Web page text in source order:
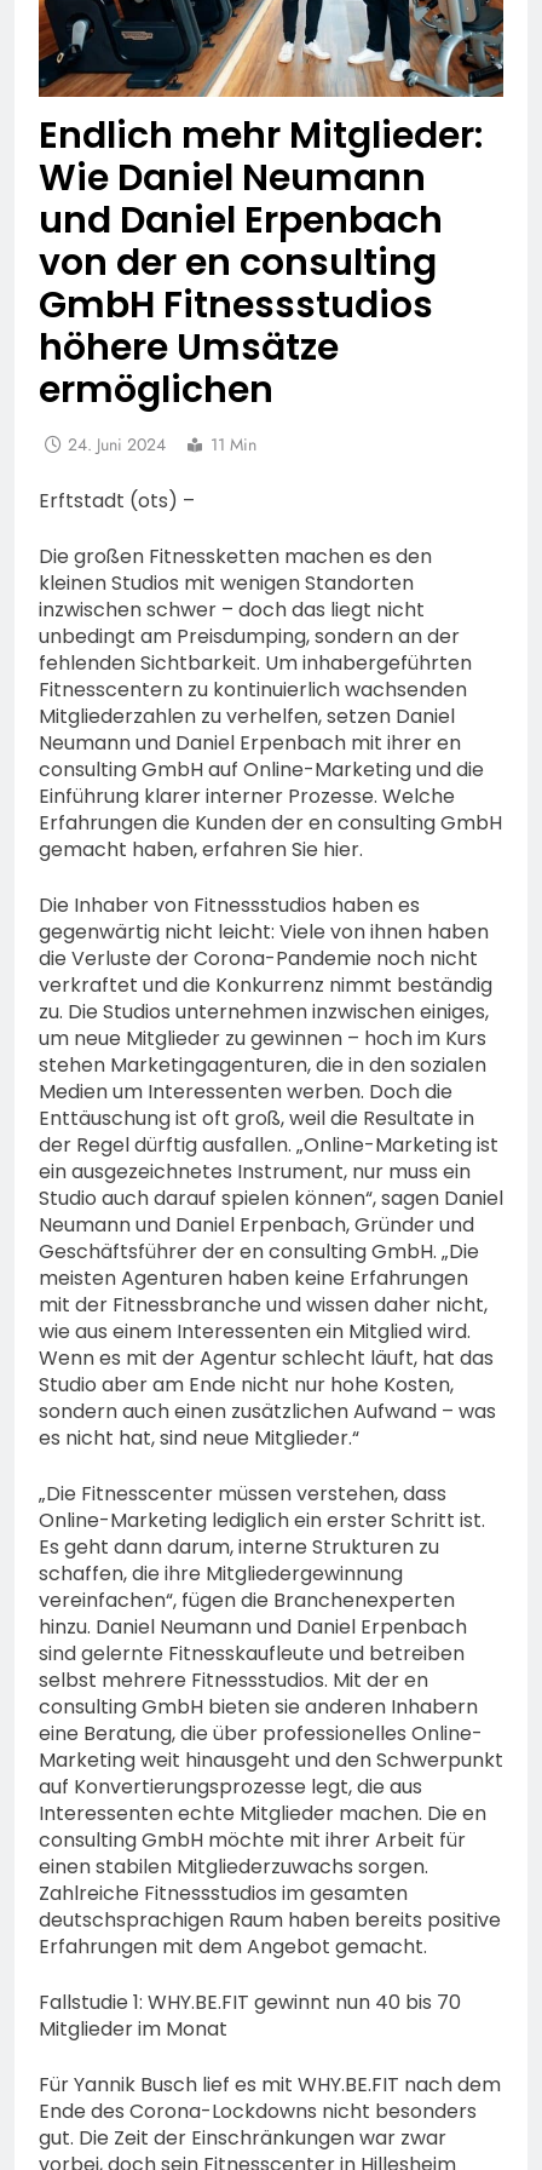
Endlich mehr Mitglieder:
Wie Daniel Neumann
und Daniel Erpenbach
von der en consulting
GmbH Fitnessstudios
höhere Umsätze
ermöglichen
24. Juni 2024 11 Min
Erftstadt (ots) –
Die großen Fitnessketten machen es den
kleinen Studios mit wenigen Standorten
inzwischen schwer – doch das liegt nicht
unbedingt am Preisdumping, sondern an der
fehlenden Sichtbarkeit. Um inhabergeführten
Fitnesscentern zu kontinuierlich wachsenden
Mitgliederzahlen zu verhelfen, setzen Daniel
Neumann und Daniel Erpenbach mit ihrer en
consulting GmbH auf Online-Marketing und die
Einführung klarer interner Prozesse. Welche
Erfahrungen die Kunden der en consulting GmbH
gemacht haben, erfahren Sie hier.
Die Inhaber von Fitnessstudios haben es
gegenwärtig nicht leicht: Viele von ihnen haben
die Verluste der Corona-Pandemie noch nicht
verkraftet und die Konkurrenz nimmt beständig
zu. Die Studios unternehmen inzwischen einiges,
um neue Mitglieder zu gewinnen – hoch im Kurs
stehen Marketingagenturen, die in den sozialen
Medien um Interessenten werben. Doch die
Enttäuschung ist oft groß, weil die Resultate in
der Regel dürftig ausfallen. „Online-Marketing ist
ein ausgezeichnetes Instrument, nur muss ein
Studio auch darauf spielen können“, sagen Daniel
Neumann und Daniel Erpenbach, Gründer und
Geschäftsführer der en consulting GmbH. „Die
meisten Agenturen haben keine Erfahrungen
mit der Fitnessbranche und wissen daher nicht,
wie aus einem Interessenten ein Mitglied wird.
Wenn es mit der Agentur schlecht läuft, hat das
Studio aber am Ende nicht nur hohe Kosten,
sondern auch einen zusätzlichen Aufwand – was
es nicht hat, sind neue Mitglieder.“
„Die Fitnesscenter müssen verstehen, dass
Online-Marketing lediglich ein erster Schritt ist.
Es geht dann darum, interne Strukturen zu
schaffen, die ihre Mitgliedergewinnung
vereinfachen“, fügen die Branchenexperten
hinzu. Daniel Neumann und Daniel Erpenbach
sind gelernte Fitnesskaufleute und betreiben
selbst mehrere Fitnessstudios. Mit der en
consulting GmbH bieten sie anderen Inhabern
eine Beratung, die über professionelles Online-
Marketing weit hinausgeht und den Schwerpunkt
auf Konvertierungsprozesse legt, die aus
Interessenten echte Mitglieder machen. Die en
consulting GmbH möchte mit ihrer Arbeit für
einen stabilen Mitgliederzuwachs sorgen.
Zahlreiche Fitnessstudios im gesamten
deutschsprachigen Raum haben bereits positive
Erfahrungen mit dem Angebot gemacht.
Fallstudie 1: WHY.BE.FIT gewinnt nun 40 bis 70
Mitglieder im Monat
Für Yannik Busch lief es mit WHY.BE.FIT nach dem
Ende des Corona-Lockdowns nicht besonders
gut. Die Zeit der Einschränkungen war zwar